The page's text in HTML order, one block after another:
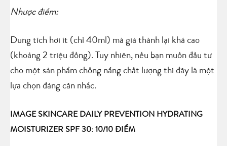
Nhược điểm:
Dung tích hơi ít (chỉ 40ml) mà giá thành lại khá cao
(khoảng 2 triệu đồng). Tuy nhiên, nếu bạn muốn đầu tư
cho một sản phẩm chống nắng chất lượng thì đây là một
lựa chọn đáng cân nhắc.
IMAGE SKINCARE DAILY PREVENTION HYDRATING
MOISTURIZER SPF 30: 10/10 ĐIỂM